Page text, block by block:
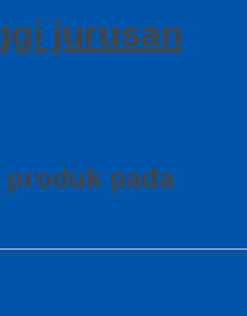
jurusan
pada